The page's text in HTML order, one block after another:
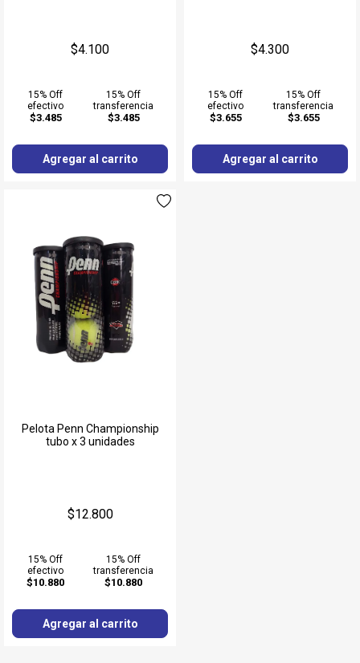
$4.100
15% Off
efectivo
$3.485
15% Off
transferencia
$3.485
Agregar al carrito
$4.300
15% Off
efectivo
$3.655
15% Off
transferencia
$3.655
Agregar al carrito
Pelota Penn Championship
tubo x 3 unidades
$12.800
15% Off
efectivo
$10.880
15% Off
transferencia
$10.880
Agregar al carrito